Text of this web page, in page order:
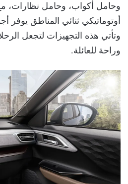
وحامل أكواب، وحامل نظارات،
أوتوماتيكي ثنائي المناطق يوفر
وتأتي هذه التجهيزات لتجعل
وراحة للعائلة.